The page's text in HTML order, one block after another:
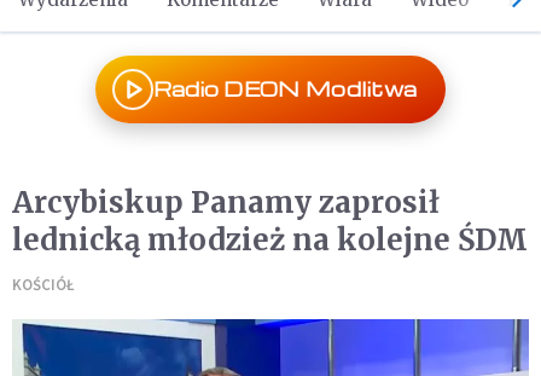
Radio DEON Modlitwa
Arcybiskup Panamy zaprosił
lednicką młodzież na kolejne ŚDM
KOŚCIÓŁ